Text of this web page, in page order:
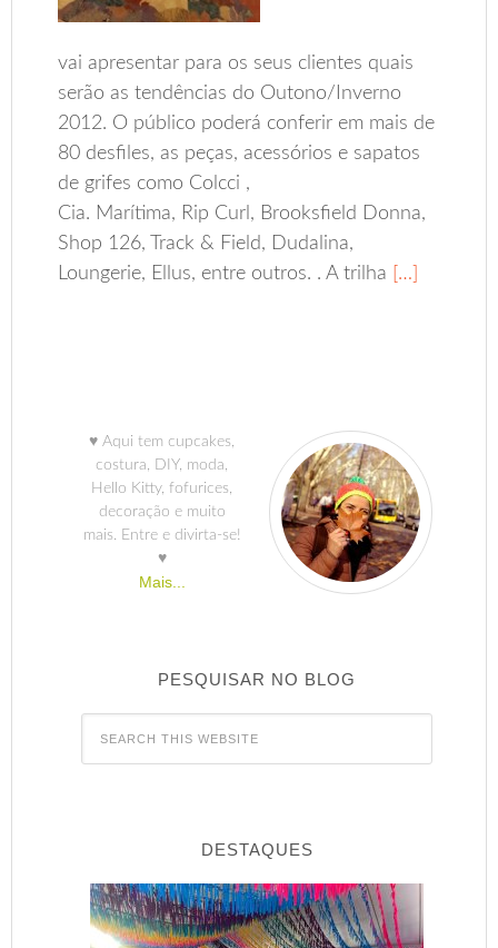
vai apresentar para os seus clientes quais
serão as tendências do Outono/Inverno
2012. O público poderá conferir em mais de
80 desfiles, as peças, acessórios e sapatos
de grifes como Colcci ,
Cia. Marítima, Rip Curl, Brooksfield Donna,
Shop 126, Track & Field, Dudalina,
Loungerie, Ellus, entre outros. . A trilha […]
♥ Aqui tem cupcakes,
costura, DIY, moda,
Hello Kitty, fofurices,
decoração e muito
mais. Entre e divirta-se!
♥
Mais...
PESQUISAR NO BLOG
DESTAQUES